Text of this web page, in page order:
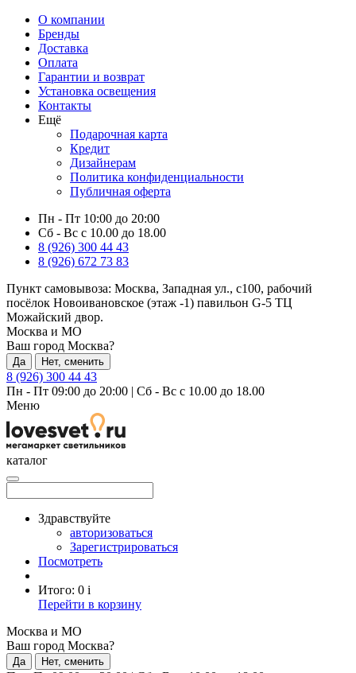
О компании
Бренды
Доставка
Оплата
Гарантии и возврат
Установка освещения
Контакты
Ещё
Подарочная карта
Кредит
Дизайнерам
Политика конфиденциальности
Публичная оферта
Пн - Пт 10:00 до 20:00
Сб - Вс с 10.00 до 18.00
8 (926) 300 44 43
8 (926) 672 73 83
Пункт самовывоза: Москва, Западная ул., с100, рабочий
посёлок Новоивановское (этаж -1) павильон G-5 ТЦ
Можайский двор.
Москва и МО
Ваш город Москва?
Да Нет, сменить
8 (926) 300 44 43
Пн - Пт 09:00 до 20:00 | Сб - Вс с 10.00 до 18.00
Меню
каталог
Здравствуйте
авторизоваться
Зарегистрироваться
Посмотреть
Итого: 0 i
Перейти в корзину
Москва и МО
Ваш город Москва?
Да Нет, сменить